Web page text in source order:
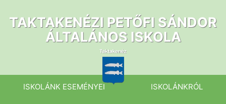
tartalomhoz
TAKTAKENÉZI PETŐFI SÁNDOR
ÁLTALÁNOS ISKOLA
ISKOLÁNK ESEMÉNYEI ISKOLÁNKRÓL